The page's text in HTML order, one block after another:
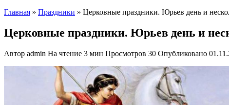
Главная » Праздники » Церковные праздники. Юрьев день и
Церковные праздники. Юрьев день и
Автор admin На чтение 3 мин Просмотров 30 Опубликовано